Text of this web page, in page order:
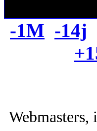
-1M -14j
Webmasters,